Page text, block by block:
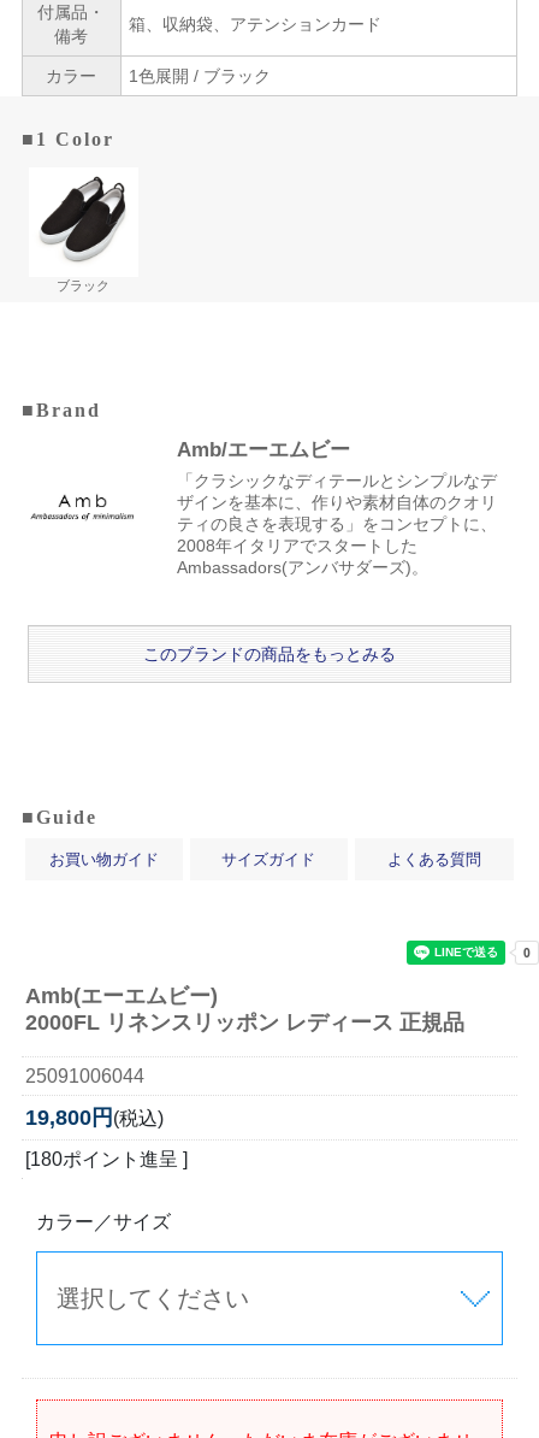
付属品・
備考
箱、収納袋、アテンションカード
カラー 1色展開 / ブラック
■1 Color
ブラック
■Brand
Amb/エーエムビー
「クラシックなディテールとシンプルなデ
ザインを基本に、作りや素材自体のクオリ
ティの良さを表現する」をコンセプトに、
2008年イタリアでスタートした
Ambassadors(アンバサダーズ)。
このブランドの商品をもっとみる
■Guide
お買い物ガイド サイズガイド よくある質問
Amb(エーエムビー)
2000FL リネンスリッポン レディース 正規品
25091006044
19,800円 (税込)
[180ポイント進呈 ]
カラー／サイズ